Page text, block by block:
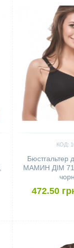
КОД:
Бюстгальтер
МАМИН ДІМ
472.50